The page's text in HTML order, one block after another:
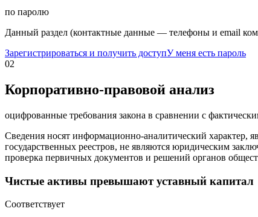
по паролю
Данный раздел (контактные данные — телефоны и email
Зарегистрироваться и получить доступУ меня есть пароль
02
Корпоративно-правовой анализ
оцифрованные требования закона в сравнении с
Сведения носят информационно-аналитический характер,
государственных реестров, не являются юридическим
проверка первичных документов и решений органов
Чистые активы превышают уставный капитал
Соответствует